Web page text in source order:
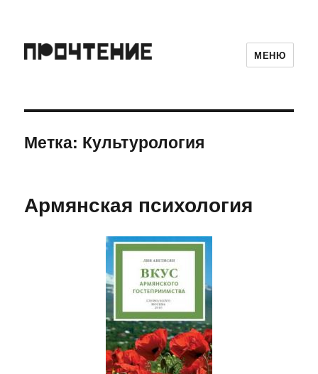
МЕНЮ
Метка: Культурология
Армянская психология